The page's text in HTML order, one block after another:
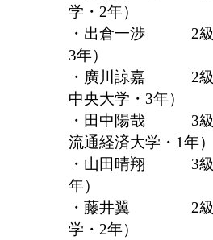
学・2年）
・出倉一渉 2級審
3年）
・廣川諒嘉 2級審
中央大学・3年）
・田中陽哉 3級審
流通経済大学・1年）
・山田晴翔 3級審
年）
・藤井翼 2級審
学・2年）